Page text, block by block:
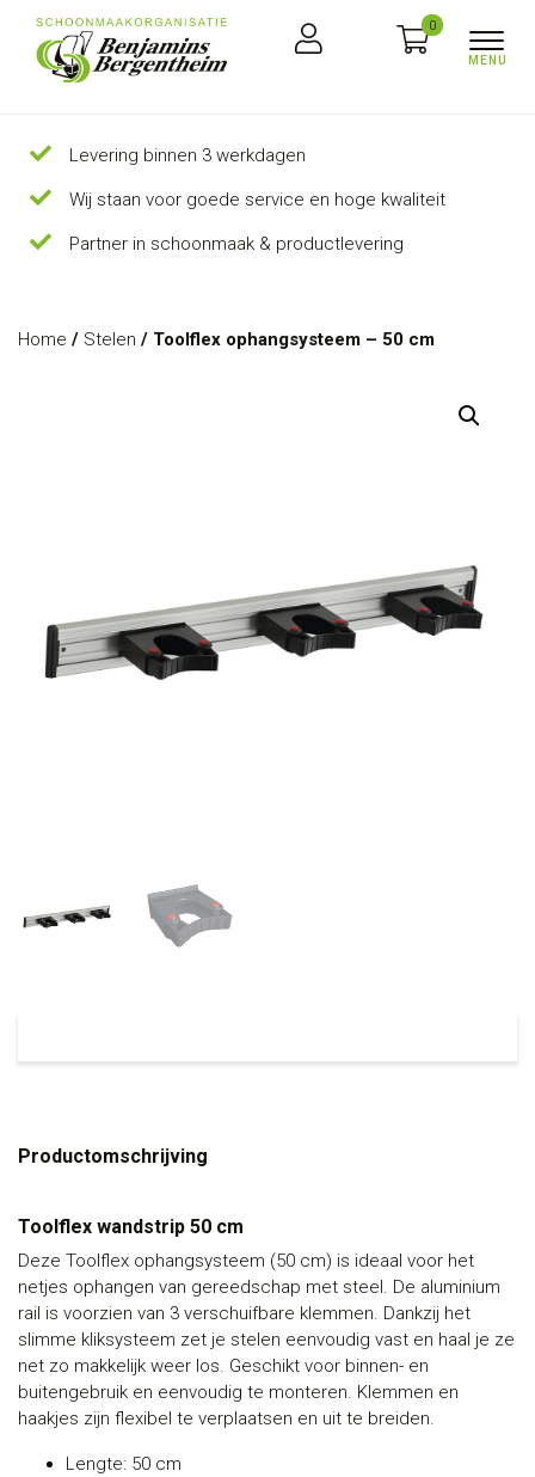
0
Levering binnen 3 werkdagen
Wij staan voor goede service en hoge kwaliteit
Partner in schoonmaak & productlevering
Home / Stelen / Toolflex ophangsysteem – 50 cm
Productomschrijving
Toolflex wandstrip 50 cm
Deze Toolflex ophangsysteem (50 cm) is ideaal voor het
netjes ophangen van gereedschap met steel. De aluminium
rail is voorzien van 3 verschuifbare klemmen. Dankzij het
slimme kliksysteem zet je stelen eenvoudig vast en haal je ze
net zo makkelijk weer los. Geschikt voor binnen- en
buitengebruik en eenvoudig te monteren. Klemmen en
haakjes zijn flexibel te verplaatsen en uit te breiden.
Lengte: 50 cm